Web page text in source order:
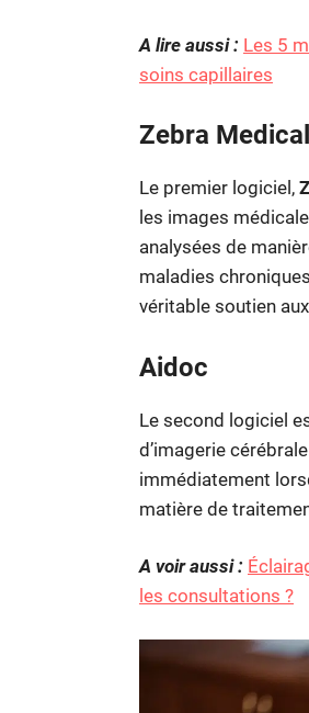
A lire aussi : Les 5
soins capillaires
Zebra
Le premier logiciel,
les images
analysées de
maladies
véritable soutien
Aidoc
Le second logiciel
d’imagerie
immédiatement
matière de
A voir aussi :
les consultations ?